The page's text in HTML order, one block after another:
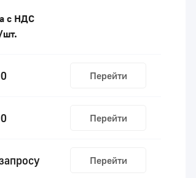
с НДС
шт.
Перейти
Перейти
Перейти